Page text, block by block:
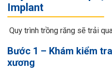
Implant
Quy trình trồng răng sẽ trải
Bước 1 – Khám kiểm
xương